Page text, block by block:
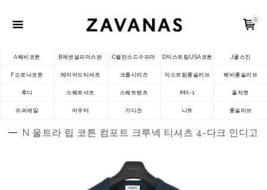
0
A헤비코튼 B에센셜피마스판 C밸런스드수피마 D익스트림USA코튼 J쿨스킨
F소로나코튼 레이어드티셔츠 크롭시리즈 익스트림롱슬리브 헤비롱슬리브
후디 스웨트셔츠 스웨트팬츠 MA-1 울자켓
슈퍼세일 아우터 가디건 니트 롱슬리브
N 울트라 립 코튼 컴포트 크루넥 티셔츠 4-다크 인디고